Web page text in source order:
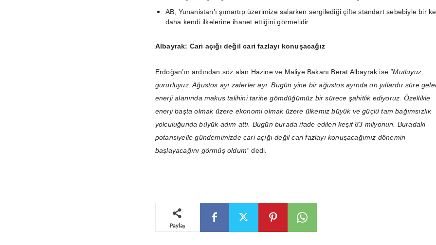
AB, Yunanistan’ı şımartıp üzerimize salarken sergilediği çifte standart sebebiyle bir
daha kendi ilkelerine ihanet ettiğini görmelidir.
Albayrak: Cari açığı değil cari fazlayı konuşacağız
Erdoğan’ın ardından söz alan Hazine ve Maliye Bakanı Berat Albayrak ise ”Mutluyuz,
gururluyuz. Ağustos ayı zaferler ayı. Bugün yine bir ağustos ayında on yıllardır süre
enerji alanında makus talihini tarihe gömdüğümüz bir sürece şahitlik ediyoruz. Özellikle
enerji başta olmak üzere ekonomi olmak üzere ülkemiz büyük ve güçlü tam bağımsızlık
yolculuğunda büyük adım attı. Bugün burada ifade edilen keşif 83 milyonun. Buradaki
potansiyelle gündemimizde cari açığı değil cari fazlayı konuşacağımız dönemin
başlayacağını görmüş oldum” dedi.
Paylaş